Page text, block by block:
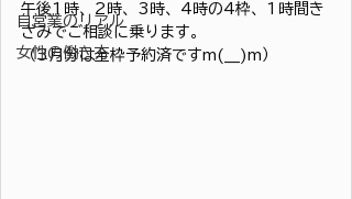
自営業のリアル
女性の働き方
午後1時、2時、3時、4時の4枠、1時間き
ざみでご相談に乗ります。
（3月分は全枠予約済ですm(__)m）